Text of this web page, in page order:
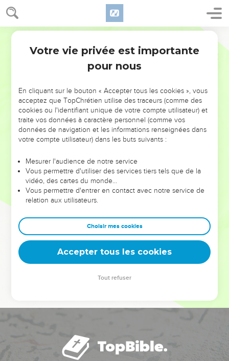
NE MANQUEZ PAS L’ÉVÉNEMENT
DE L’ANNÉE !
ET SI LEURS ERREURS POUVAIENT VOUS ÉVITER LES
VOTRES ?
leur foi ou leur vision. Mais on voit moins les doutes, les erreurs
et les saisons difficiles qu'ils ont traversés, alors même que ce
sont elles qui les ont façonnés.
Dans cette conférence, leaders, entrepreneurs, et responsables
clés pour avancer avec plus de sagesse afin que leurs erreurs
deviennent vos tremplins. Que vous guidiez un ministère, une
équipe, un groupe ou une famille, leur expérience est faite
Votre vie privée est importante
pour nous
En cliquant sur le bouton « Accepter tous les cookies », vous
acceptez que TopChrétien utilise des traceurs (comme des
cookies ou l'identifiant unique de votre compte utilisateur) et
traite vos données à caractère personnel (comme vos
données de navigation et les informations renseignées dans
votre compte utilisateur) dans les buts suivants :
Mesurer l'audience de notre service
Vous permettre d'utiliser des services tiers tels que de la
vidéo, des cartes du monde…
Vous permettre d'entrer en contact avec notre service de
relation aux utilisateurs.
Choisir mes cookies
Accepter tous les cookies
Tout refuser